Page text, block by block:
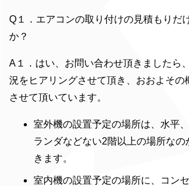
Q１．エアコンの取り付けの見積もりだ
か？
A１．はい、お問い合わせ頂きましたら
況をヒアリングさせて頂き、おおよその
させて頂いています。
室外機の設置予定の場所は、水平
ランダなどない2階以上の場所なの
きます。
室内機の設置予定の場所に、コン